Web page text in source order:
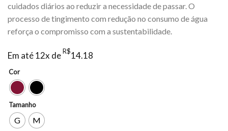
cuidados diários ao reduzir a necessidade de passar. O
processo de tingimento com redução no consumo de água
reforça o compromisso com a sustentabilidade.
Em até 12x deR$14.18
Cor
Tamanho
G M